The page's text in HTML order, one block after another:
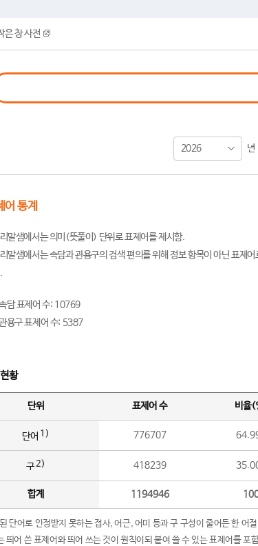
은 창 사전
2026 년
어 통계
말샘에서는 의미(뜻풀이) 단위로 표제어를 제시함.
말샘에서는 속담과 관용구의 검색 편의를 위해 정보 항목이 아닌 표제
담 표제어 수: 10769
용구 표제어 수: 5387
황
단위 표제어 수 비율
단어 1) 776707
구2) 418239
합계 1194946
단어로 인정받지 못하는 접사, 어근, 어미 등과 구 구성이 줄어든 한 어
띄어 쓴 표제어와 띄어 쓰는 것이 원칙이되 붙여 쓸 수 있는 표제어를 포